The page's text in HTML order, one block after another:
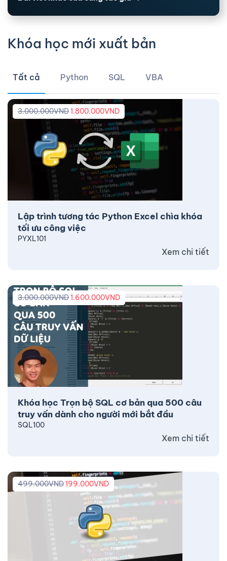
Khóa học mới xuất bản
Tất cả Python SQL VBA
Lập trình tương tác Python Excel chìa khóa
tối ưu công việc
3.000.000VND1.800.000VND
PYXL101
Xem chi tiết
Khóa học Trọn bộ SQL cơ bản qua 500 câu
truy vấn dành cho người mới bắt đầu
3.000.000VND1.600.000VND
SQL100
Xem chi tiết
499.000VND199.000VND